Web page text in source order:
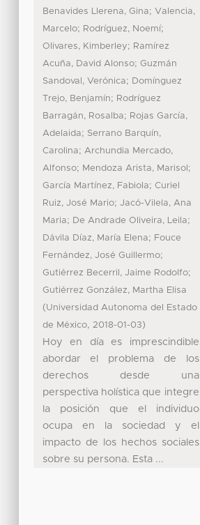
Benavides Llerena, Gina; Valencia,
Marcelo; Rodríguez, Noemí;
Olivares, Kimberley; Ramírez
Acuña, David Alonso; Guzmán
Sandoval, Verónica; Domínguez
Trejo, Benjamín; Rodríguez
Barragán, Rosalba; Rojas García,
Adelaida; Serrano Barquín,
Carolina; Archundia Mercado,
Alfonso; Mendoza Arista, Marisol ;
García Martínez, Fabiola; Curiel
Ruiz, José Mario; Jacó-Vilela, Ana
Maria; De Andrade Oliveira, Leila;
Dávila Díaz, María Elena; Fouce
Fernández, José Guillermo;
Gutiérrez Becerril, Jaime Rodolfo;
Gutiérrez González, Martha Elisa
(Universidad Autonoma del Estado
de México, 2018-01-03)
Hoy en día es imprescindible
abordar el problema de los
derechos desde una
perspectiva holística que integre
la posición que el individuo
ocupa en la sociedad y el
impacto de los hechos sociales
sobre su persona. Esta ...